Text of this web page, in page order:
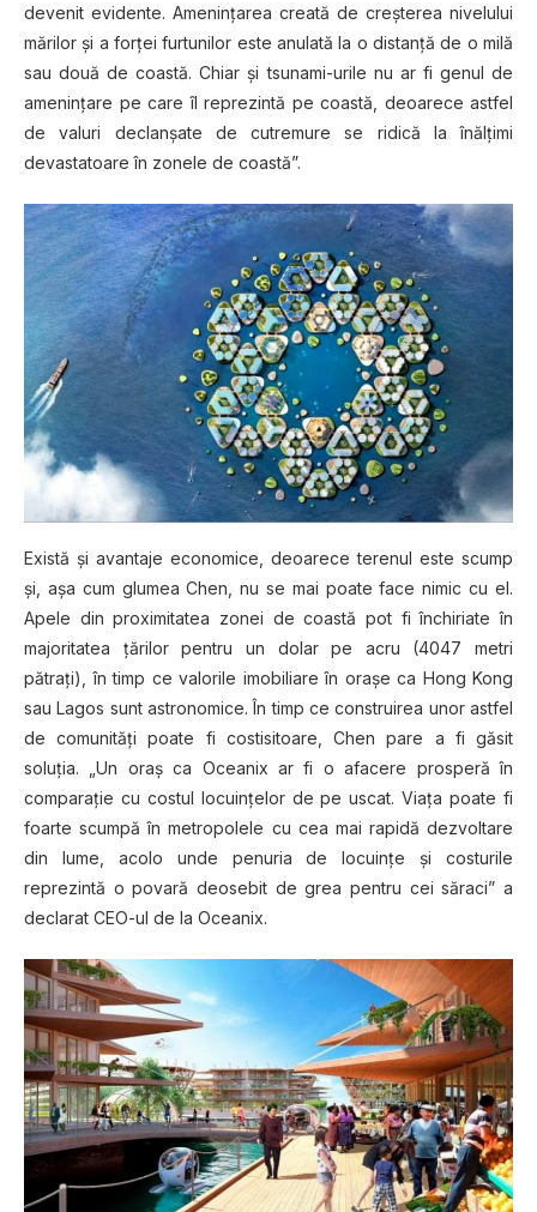
devenit evidente. Ameninţarea creată de creşterea nivelului
mărilor şi a forţei furtunilor este anulată la o distanţă de o milă
sau două de coastă. Chiar şi tsunami-urile nu ar fi genul de
ameninţare pe care îl reprezintă pe coastă, deoarece astfel
de valuri declanşate de cutremure se ridică la înălţimi
devastatoare în zonele de coastă”.
Există şi avantaje economice, deoarece terenul este scump
şi, aşa cum glumea Chen, nu se mai poate face nimic cu el.
Apele din proximitatea zonei de coastă pot fi închiriate în
majoritatea ţărilor pentru un dolar pe acru (4047 metri
pătraţi), în timp ce valorile imobiliare în oraşe ca Hong Kong
sau Lagos sunt astronomice. În timp ce construirea unor astfel
de comunităţi poate fi costisitoare, Chen pare a fi găsit
soluţia. „Un oraş ca Oceanix ar fi o afacere prosperă în
comparaţie cu costul locuinţelor de pe uscat. Viaţa poate fi
foarte scumpă în metropolele cu cea mai rapidă dezvoltare
din lume, acolo unde penuria de locuinţe şi costurile
reprezintă o povară deosebit de grea pentru cei săraci” a
declarat CEO-ul de la Oceanix.